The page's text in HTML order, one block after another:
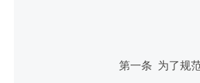
第一条 为了规范